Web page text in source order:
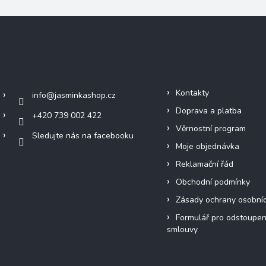
info@jasminkashop.cz
+420 739 002 422
Sledujte nás na facebooku
Kontakty
Doprava a platba
Věrnostní program
Moje objednávka
Reklamační řád
Obchodní podmínky
Zásady ochrany
Formulář pro
smlouvy